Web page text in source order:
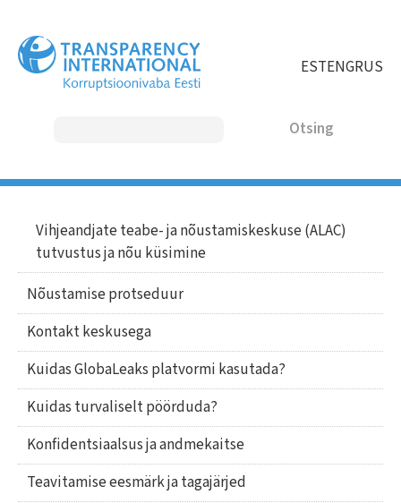
edasi
põhisisu
juurde
ESTENGRUS
MAIN
NAVIGATION
Main
navigation
Vihjeandjate teabe- ja nõustamiskeskuse (ALAC)
tutvustus ja nõu küsimine
Nõustamise protseduur
Kontakt keskusega
Kuidas GlobaLeaks platvormi kasutada?
Kuidas turvaliselt pöörduda?
Konfidentsiaalsus ja andmekaitse
Teavitamise eesmärk ja tagajärjed